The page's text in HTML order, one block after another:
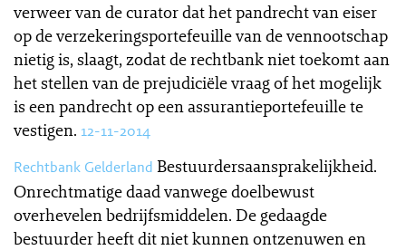
verweer van de curator dat het pandrecht van eiser
op de verzekeringsportefeuille van de vennootschap
nietig is, slaagt, zodat de rechtbank niet toekomt aan
het stellen van de prejudiciële vraag of het mogelijk
is een pandrecht op een assurantieportefeuille te
vestigen. 12-11-2014
Rechtbank Gelderland Bestuurdersaansprakelijkheid.
Onrechtmatige daad vanwege doelbewust
overhevelen bedrijfsmiddelen. De gedaagde
bestuurder heeft dit niet kunnen ontzenuwen en